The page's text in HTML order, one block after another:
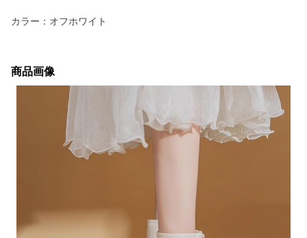
カラー：オフホワイト
商品画像